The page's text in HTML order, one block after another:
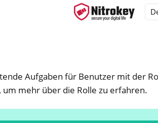
Aufgaben für Benutzer mit der
, um mehr über die Rolle zu erfahren.